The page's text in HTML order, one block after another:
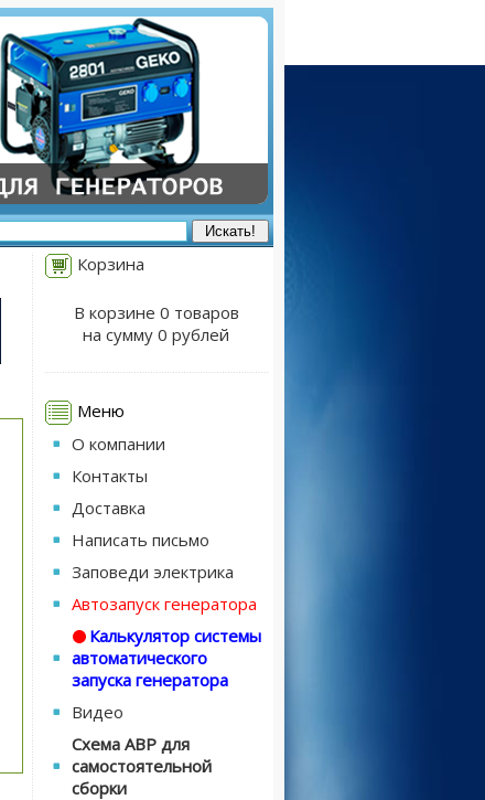
Корзина
В корзине 0 товаров
на сумму 0 рублей
Меню
О компании
Контакты
Доставка
Написать письмо
Заповеди электрика
Автозапуск генератора
Калькулятор системы
автоматического
запуска генератора
Видео
Схема АВР для
самостоятельной
сборки